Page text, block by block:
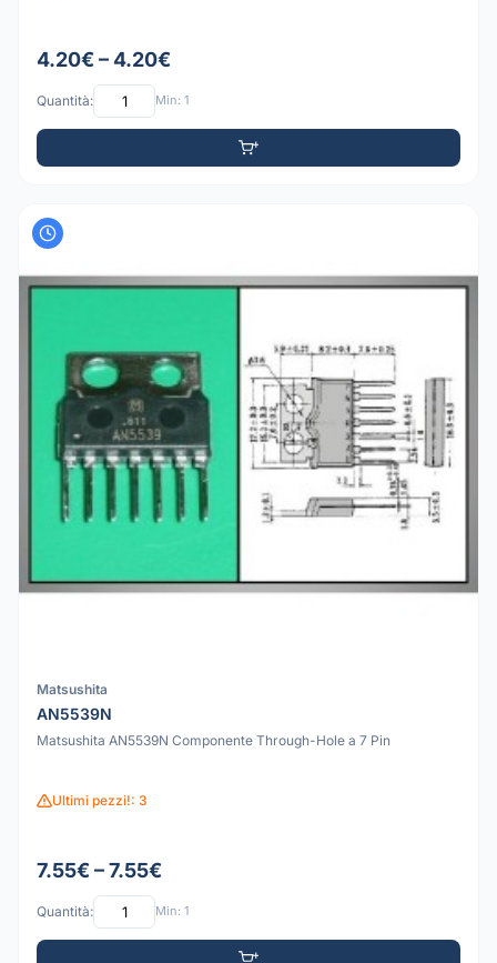
4.20€ – 4.20€
Quantità: Min: 1
Matsushita
AN5539N
Matsushita AN5539N Componente Through-Hole a 7 Pin
Ultimi pezzi!: 3
7.55€ – 7.55€
Quantità: Min: 1